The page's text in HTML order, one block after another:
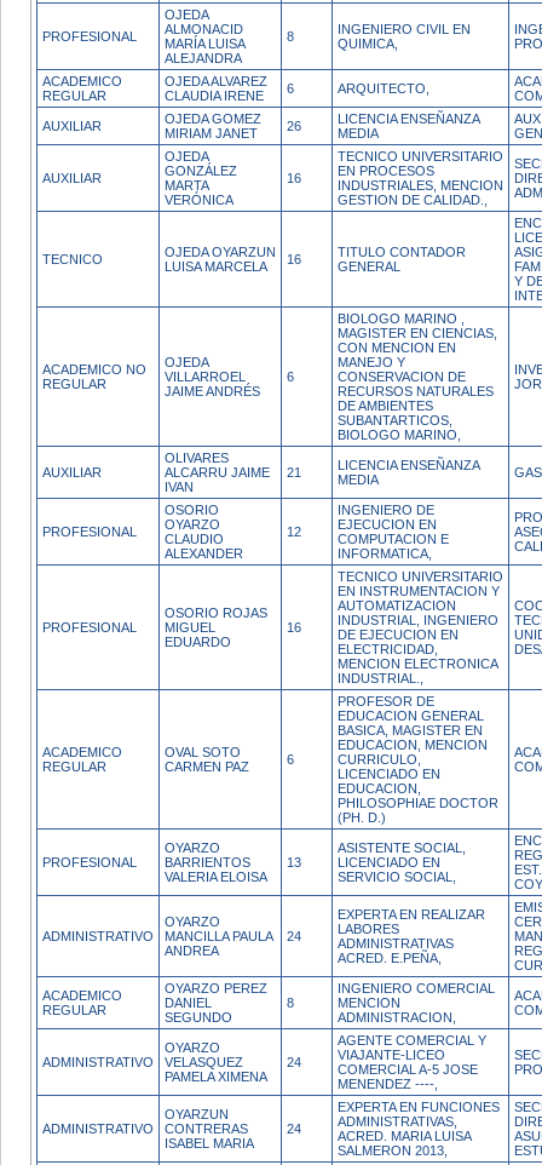
PROFESIONAL
OJEDA
ALMONACID
MARÍA LUISA
ALEJANDRA
8
INGENIERO CIVIL EN
QUIMICA,
ACADEMICO
REGULAR
OJEDA ALVAREZ
CLAUDIA IRENE
6 ARQUITECTO,
AUXILIAR
OJEDA GOMEZ
MIRIAM JANET
26
LICENCIA ENSEÑANZA
MEDIA
AUXILIAR
OJEDA
GONZÁLEZ
MARTA
VERÓNICA
16
TECNICO UNIVERSITARIO
EN PROCESOS
INDUSTRIALES, MENCION
GESTION DE CALIDAD.,
TECNICO
OJEDA OYARZUN
LUISA MARCELA
16
TITULO CONTADOR
GENERAL
Y
ACADEMICO NO
REGULAR
OJEDA
VILLARROEL
JAIME ANDRÉS
6
BIOLOGO MARINO ,
MAGISTER EN CIENCIAS,
CON MENCION EN
MANEJO Y
CONSERVACION DE
RECURSOS NATURALES
DE AMBIENTES
SUBANTARTICOS,
BIOLOGO MARINO,
AUXILIAR
OLIVARES
ALCARRU JAIME
IVAN
21
LICENCIA ENSEÑANZA
MEDIA
PROFESIONAL
OSORIO
OYARZO
CLAUDIO
ALEXANDER
12
INGENIERO DE
EJECUCION EN
COMPUTACION E
INFORMATICA,
PROFESIONAL
OSORIO ROJAS
MIGUEL
EDUARDO
16
TECNICO UNIVERSITARIO
EN INSTRUMENTACION Y
AUTOMATIZACION
INDUSTRIAL, INGENIERO
DE EJECUCION EN
ELECTRICIDAD,
MENCION ELECTRONICA
INDUSTRIAL.,
ACADEMICO
REGULAR
OVAL SOTO
CARMEN PAZ
6
PROFESOR DE
EDUCACION GENERAL
BASICA, MAGISTER EN
EDUCACION, MENCION
CURRICULO,
LICENCIADO EN
EDUCACION,
PHILOSOPHIAE DOCTOR
(PH. D.)
PROFESIONAL
OYARZO
BARRIENTOS
VALERIA ELOISA
13
ASISTENTE SOCIAL,
LICENCIADO EN
SERVICIO SOCIAL,
ADMINISTRATIVO
OYARZO
MANCILLA PAULA
ANDREA
24
EXPERTA EN REALIZAR
LABORES
ADMINISTRATIVAS
ACRED. E.PEÑA,
ACADEMICO
REGULAR
OYARZO PEREZ
DANIEL
SEGUNDO
8
INGENIERO COMERCIAL
MENCION
ADMINISTRACION,
ADMINISTRATIVO
OYARZO
VELASQUEZ
PAMELA XIMENA
24
AGENTE COMERCIAL Y
VIAJANTE-LICEO
COMERCIAL A-5 JOSE
MENENDEZ ----,
ADMINISTRATIVO
OYARZUN
CONTRERAS
ISABEL MARIA
24
EXPERTA EN FUNCIONES
ADMINISTRATIVAS,
ACRED. MARIA LUISA
SALMERON 2013,